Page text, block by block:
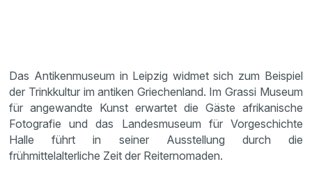
Das Antikenmuseum in Leipzig widmet sich zum Beispiel
der Trinkkultur im antiken Griechenland. Im Grassi Museum
für angewandte Kunst erwartet die Gäste afrikanische
Fotografie und das Landesmuseum für Vorgeschichte
Halle führt in seiner Ausstellung durch die
frühmittelalterliche Zeit der Reiternomaden.